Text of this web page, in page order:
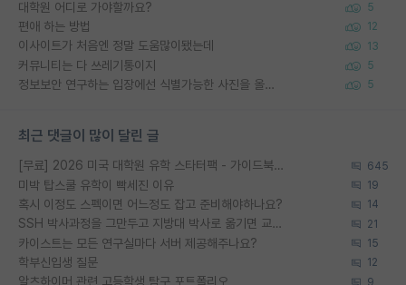
대학원 어디로 가야할까요? 5
편애 하는 방법 12
이사이트가 처음엔 정말 도움많이됐는데 13
커뮤니티는 다 쓰레기통이지 5
정보보안 연구하는 입장에선 식별가능한 사진을 올리는건 비추이긴함 5
최근 댓글이 많이 달린 글
[무료] 2026 미국 대학원 유학 스타터팩 - 가이드북 & 합격자 컨택메일 템플릿 645
미박 탑스쿨 유학이 빡세진 이유 19
혹시 이정도 스펙이면 어느정도 잡고 준비해야하나요? 14
SSH 박사과정을 그만두고 지방대 박사로 옮기면 교수의 꿈은 끝일까요? 21
카이스트는 모든 연구실마다 서버 제공해주나요? 15
학부신입생 질문 12
알츠하이머 관련 고등학생 탐구 포트폴리오 9